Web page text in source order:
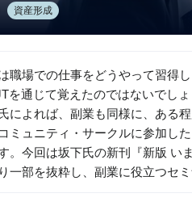
資産形成
職場での仕事をどうやって習得
を通じて覚えたのではないでし
によれば、副業も同様に、ある
ミュニティ・サークルに参加し
。今回は坂下氏の新刊『新版 い
一部を抜粋し、副業に役立つセ